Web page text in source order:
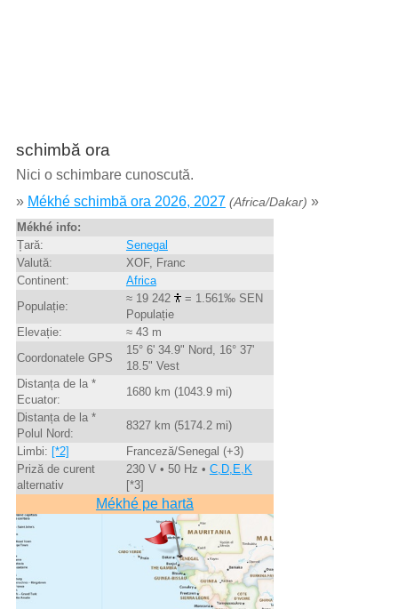
schimbă ora
Nici o schimbare cunoscută.
» Mékhé schimbă ora 2026, 2027 (Africa/Dakar) »
Mékhé info:
Țară:
Senegal
Valută:
XOF, Franc
Continent:
Africa
Populație:
≈ 19 242
= 1.561‰ SEN
Populație
Elevație:
≈ 43 m
Coordonatele GPS
15° 6' 34.9" Nord, 16° 37'
18.5" Vest
Distanța de la *
Ecuator:
1680 km (1043.9 mi)
Distanța de la *
Polul Nord:
8327 km (5174.2 mi)
Limbi: [*2]
Franceză/Senegal (+3)
Priză de curent
alternativ
230 V • 50 Hz • C,D,E,K
[*3]
Mékhé pe hartă